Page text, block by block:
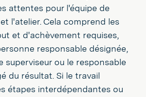
attentes pour l'équipe de
l'atelier. Cela comprend les
et d'achèvement requises,
responsable désignée,
superviseur ou le responsable
du résultat. Si le travail
étapes interdépendantes ou